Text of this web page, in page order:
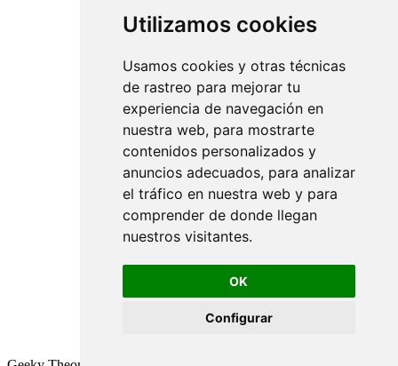
Utilizamos cookies
Usamos cookies y otras técnicas
de rastreo para mejorar tu
experiencia de navegación en
nuestra web, para mostrarte
contenidos personalizados y
anuncios adecuados, para analizar
el tráfico en nuestra web y para
comprender de donde llegan
nuestros visitantes.
OK
Configurar